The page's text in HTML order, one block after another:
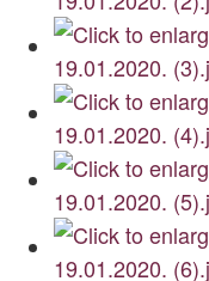
Kontakt